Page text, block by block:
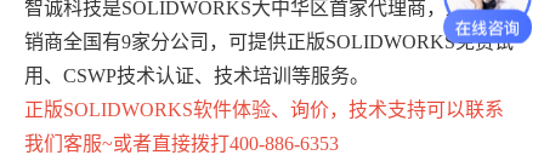
智诚科技是SOLIDWORKS大中华区首家代理商，最大经
销商全国有9家分公司，可提供正版SOLIDWORKS免费试
用、CSWP技术认证、技术培训等服务。
正版SOLIDWORKS软件体验、询价，技术支持可以联系
我们客服~或者直接拨打400-886-6353